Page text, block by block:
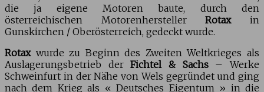
die ja eigene Motoren baute, durch den
österreichischen MotorenherstellerRotaxin
Gunskirchen / Oberösterreich, gedeckt wurde.
Rotaxwurde zu Beginn des Zweiten Weltkrieges als
Auslagerungsbetrieb derFichtel & Sachs– Werke
Schweinfurt in der Nähe von Wels gegründet und ging
nach dem Krieg als « Deutsches Eigentum » in die